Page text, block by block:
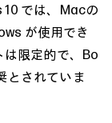
では、Macの
が使用でき
は限定的で、Bo
とされていま